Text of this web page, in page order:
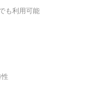
も利用可能